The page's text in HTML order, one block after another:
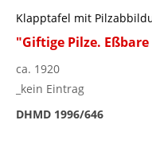
Klapptafel mit
"Giftige Pilze.
ca. 1920
_kein Eintrag
DHMD 1996/646